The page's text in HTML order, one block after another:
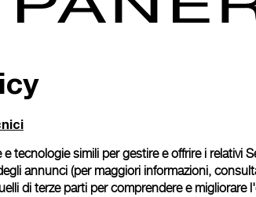
tecnologie simili per gestire e offrire i relativi
annunci (per maggiori informazioni,
di terze parti per comprendere e migliorare